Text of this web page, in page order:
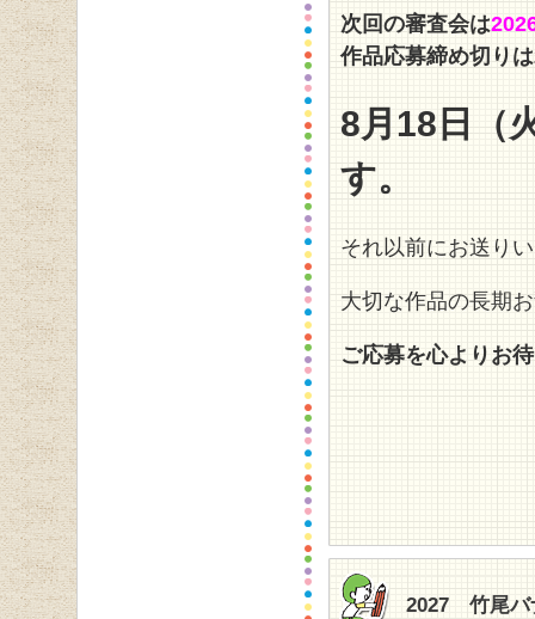
次回の審査会は
作品応募締め切り
8月18日（
す。
それ以前にお送り
大切な作品の長期
ご応募を心よりお
2027 竹尾バ